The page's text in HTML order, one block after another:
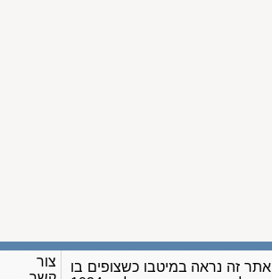
אתר זה נראה במיטבו כשצופים בו
צור